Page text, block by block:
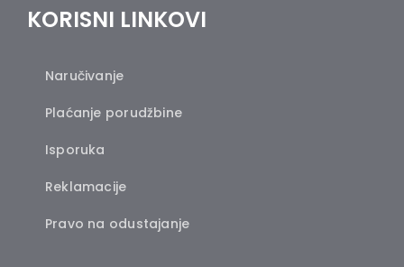
KORISNI LINKOVI
Naručivanje
Plaćanje porudžbine
Isporuka
Reklamacije
Pravo na odustajanje